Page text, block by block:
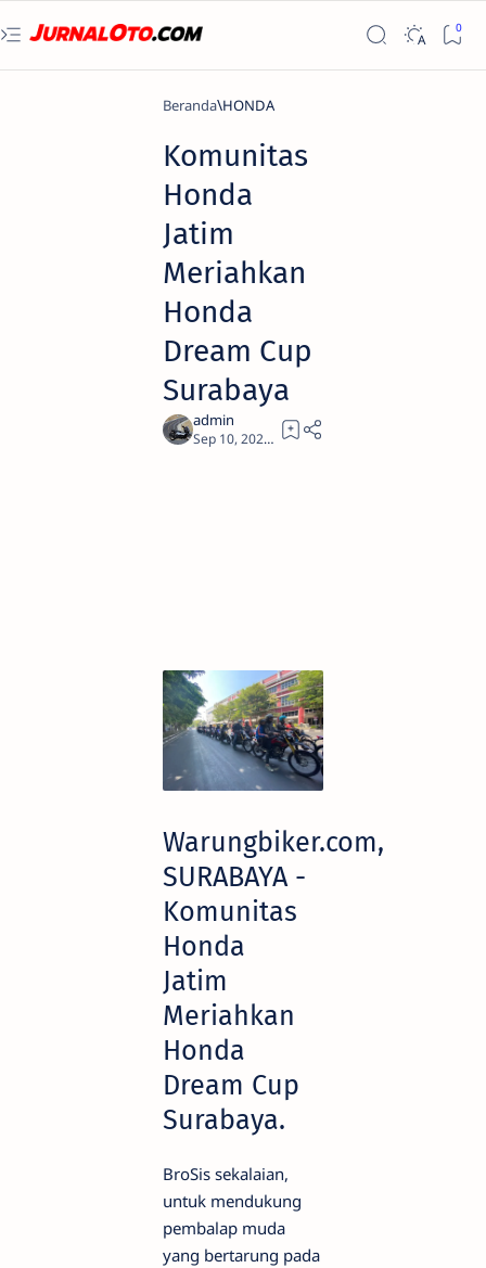
Beranda HONDA
Komunitas
Honda
Jatim
Meriahkan
Honda
Dream Cup
Surabaya
2
Warungbiker.com,
SURABAYA -
Komunitas
Honda
Jatim
Meriahkan
Honda
Dream Cup
Surabaya.
BroSis sekalaian,
untuk mendukung
pembalap muda
yang bertarung pada